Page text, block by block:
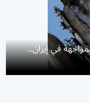
في إيران..